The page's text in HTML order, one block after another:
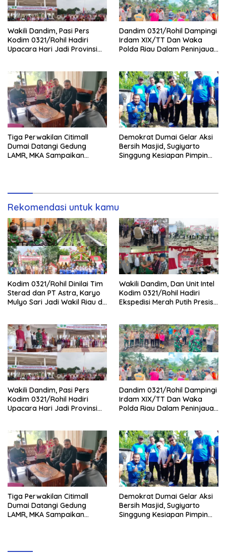
Wakili Dandim, Pasi Pers
Kodim 0321/Rohil Hadiri
Upacara Hari Jadi Provinsi
Dandim 0321/Rohil Dampingi
Irdam XIX/TT Dan Waka
Polda Riau Dalam Peninjauan
Tiga Perwakilan Citimall
Dumai Datangi Gedung
LAMR, MKA Sampaikan
Demokrat Dumai Gelar Aksi
Bersih Masjid, Sugiyarto
Singgung Kesiapan Pimpin
Rekomendasi untuk kamu
Kodim 0321/Rohil Dinilai Tim
Sterad dan PT Astra, Karyo
Mulyo Sari Jadi Wakil Riau di
Wakili Dandim, Dan Unit Intel
Kodim 0321/Rohil Hadiri
Ekspedisi Merah Putih Presisi
Wakili Dandim, Pasi Pers
Kodim 0321/Rohil Hadiri
Upacara Hari Jadi Provinsi
Dandim 0321/Rohil Dampingi
Irdam XIX/TT Dan Waka
Polda Riau Dalam Peninjauan
Tiga Perwakilan Citimall
Dumai Datangi Gedung
LAMR, MKA Sampaikan
Demokrat Dumai Gelar Aksi
Bersih Masjid, Sugiyarto
Singgung Kesiapan Pimpin